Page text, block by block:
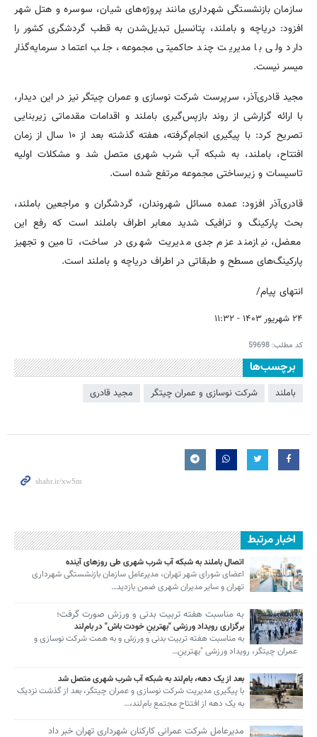
سازمان بازنشستگی شهرداری مانند پروژه‌های شیان، سوسره و هتل شهر
افزود: دریاچه و باملند، پتانسیل تبدیل‌شدن به قطب گردشگری کشور را
دارد ولی با مدیریت چند حاکمیتی مجموعه، جلب اعتماد سرمایه‌گذار
میسر نیست.
مجید قادری‌آذر، سرپرست شرکت نوسازی و عمران چیتگر نیز در این دیدار،
با ارائه‌ گزارشی از روند بازپس‌گیری باملند و اقدامات مقدماتی زیربنایی
تصریح کرد: با پیگیری انجام‌گرفته، هفته‌ گذشته بعد از ۱۰ سال از زمان
افتتاح، باملند، به شبکه آب شرب شهری متصل شد و مشکلات اولیه
تاسیسات و زیرساختی مجموعه مرتفع شده است.
قادری‌آذر افزود: عمده‌ مسائل شهروندان، گردشگران و مراجعین باملند،
بحث پارکینگ و ترافیک شدید معابر اطراف باملند است که رفع این
معضل، نیازمند عزم جدی مدیریت شهری در ساخت، تامین و تجهیز
پارکینگ‌های مسطح و طبقاتی در اطراف دریاچه و باملند است.
انتهای پیام/
۲۴ شهریور ۱۴۰۳ - ۱۱:۳۲
کد مطلب: 59698
برچسب‌ها
باملند شرکت نوسازی و عمران چیتگر مجید قادری
اخبار مرتبط
اتصال باملند به شبکه آب شرب شهری طی روزهای آینده
اعضای شورای شهر تهران، مدیرعامل سازمان بازنشستگی شهرداری
تهران و سایر مدیران شهری ضمن بازدید…
به مناسبت هفته تربیت بدنی و ورزش صورت گرفت؛
برگزاری رویداد ورزشی "بهترینِ خودت باش" در بام‌لند
به مناسبت هفته تربیت بدنی و ورزش و به همت شرکت نوسازی و
عمران چیتگر، رویداد ورزشی "بهترینِ…
بعد از یک دهه، بام‌لند به شبکه آب شرب شهری متصل شد
با پیگیری مدیریت شرکت نوسازی و عمران چیتگر، بعد از گذشت نزدیک
به یک دهه از افتتاح مجتمع بام‌لند،…
مدیرعامل شرکت عمرانی کارکنان شهرداری تهران خبر داد